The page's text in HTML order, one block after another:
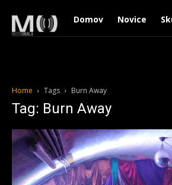
Domov Novice
Home Tags Burn Away
Tag: Burn Away